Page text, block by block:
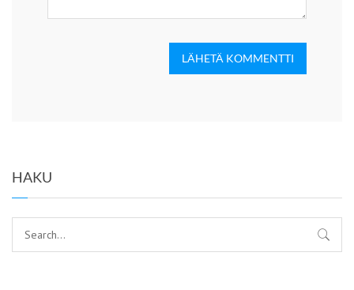
LÄHETÄ KOMMENTTI
HAKU